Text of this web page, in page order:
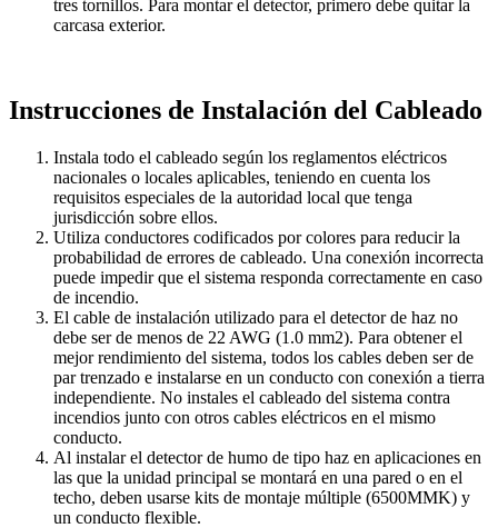
tres tornillos. Para montar el detector, primero debe quitar la
carcasa exterior.
Instrucciones de Instalación del Cableado
Instala todo el cableado según los reglamentos eléctricos
nacionales o locales aplicables, teniendo en cuenta los
requisitos especiales de la autoridad local que tenga
jurisdicción sobre ellos.
Utiliza conductores codificados por colores para reducir la
probabilidad de errores de cableado. Una conexión incorrecta
puede impedir que el sistema responda correctamente en caso
de incendio.
El cable de instalación utilizado para el detector de haz no
debe ser de menos de 22 AWG (1.0 mm2). Para obtener el
mejor rendimiento del sistema, todos los cables deben ser de
par trenzado e instalarse en un conducto con conexión a tierra
independiente. No instales el cableado del sistema contra
incendios junto con otros cables eléctricos en el mismo
conducto.
Al instalar el detector de humo de tipo haz en aplicaciones en
las que la unidad principal se montará en una pared o en el
techo, deben usarse kits de montaje múltiple (6500MMK) y
un conducto flexible.